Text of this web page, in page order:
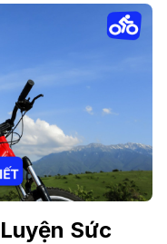
Sức